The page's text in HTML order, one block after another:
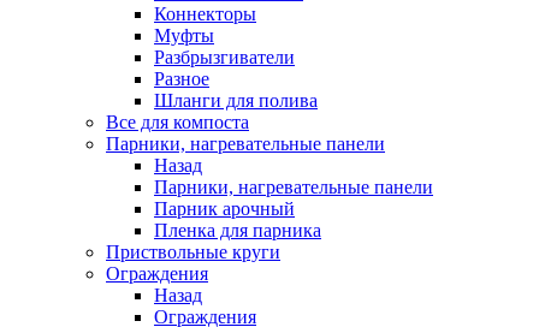
Коннекторы
Муфты
Разбрызгиватели
Разное
Шланги для полива
Все для компоста
Парники, нагревательные панели
Назад
Парники, нагревательные панели
Парник арочный
Пленка для парника
Приствольные круги
Ограждения
Назад
Ограждения